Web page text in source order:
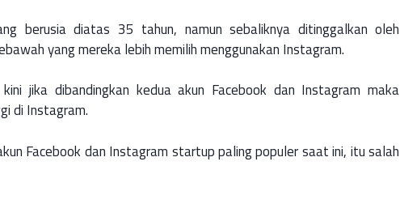
berusia diatas 35 tahun, namun sebaliknya ditinggalkan oleh
yang mereka lebih memilih menggunakan Instagram.
jika dibandingkan kedua akun Facebook dan Instagram maka
di Instagram.
Facebook dan Instagram startup paling populer saat ini, itu salah